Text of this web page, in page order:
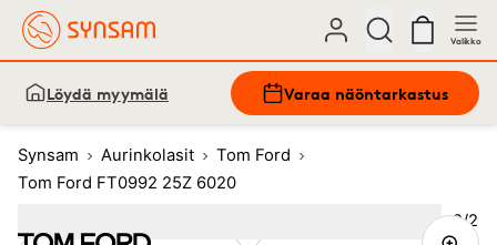
Valikko
Löydä myymälä Varaa näöntarkastus
Synsam Aurinkolasit
Tom Ford
Tom Ford FT0992 25Z 6020
Kuva
2/2
Image (Current image)